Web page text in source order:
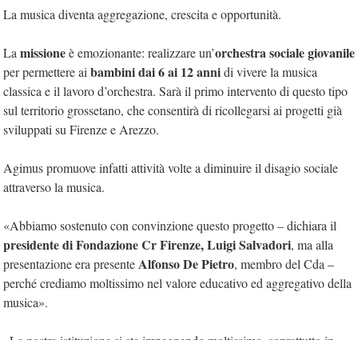
La musica diventa aggregazione, crescita e opportunità.
La missioneè emozionante: realizzare un’orchestra sociale giovanile
per permettere ai bambini dai 6 ai 12 annidi vivere la musica
classica e il lavoro d’orchestra. Sarà il primo intervento di questo tipo
sul territorio grossetano, che consentirà di ricollegarsi ai progetti già
sviluppati su Firenze e Arezzo.
Agimus promuove infatti attività volte a diminuire il disagio sociale
attraverso la musica.
«Abbiamo sostenuto con convinzione questo progetto – dichiara il
presidente di Fondazione Cr Firenze, Luigi Salvadori, ma alla
presentazione era presenteAlfonso De Pietro, membro del Cda –
perché crediamo moltissimo nel valore educativo ed aggregativo della
musica».